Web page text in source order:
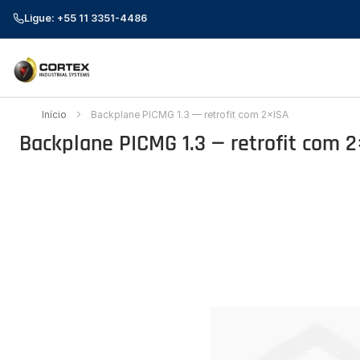
Ligue: +55 11 3351-4486
Início Backplane PICMG 1.3 — retrofit com 2×ISA
Backplane PICMG 1.3 — retrofit com